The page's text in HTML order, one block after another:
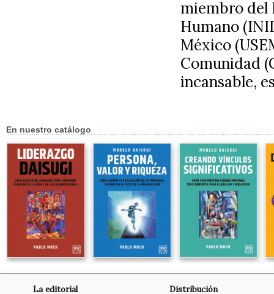
miembro del
Humano
México
Comunidad
incansable,
En nuestro catálogo
La editorial Distribución